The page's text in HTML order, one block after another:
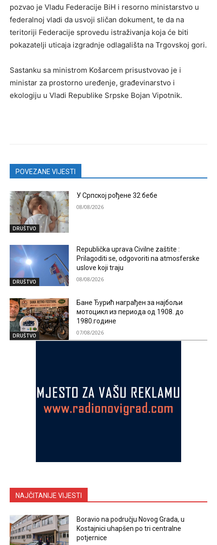
pozvao je Vladu Federacije BiH i resorno ministarstvo u
federalnoj vladi da usvoji sličan dokument, te da na
teritoriji Federacije sprovedu istraživanja koja će biti
pokazatelji uticaja izgradnje odlagališta na Trgovskoj gori.
Sastanku sa ministrom Košarcem prisustvovao je i
ministar za prostorno uređenje, građevinarstvo i
ekologiju u Vladi Republike Srpske Bojan Vipotnik.
POVEZANE VIJESTI
DRUŠTVO
У Српској рођене 32 бебе
08/08/2026
DRUŠTVO
Republička uprava Civilne zaštite :
Prilagoditi se, odgovoriti na atmosferske
uslove koji traju
08/08/2026
DRUŠTVO
Бане Ђурић награђен за најбољи
мотоцикл из периода од 1908. до
1980.године
07/08/2026
NAJČITANIJE VIJESTI
Boravio na području Novog Grada, u
Kostajnici uhapšen po tri centralne
potjernice